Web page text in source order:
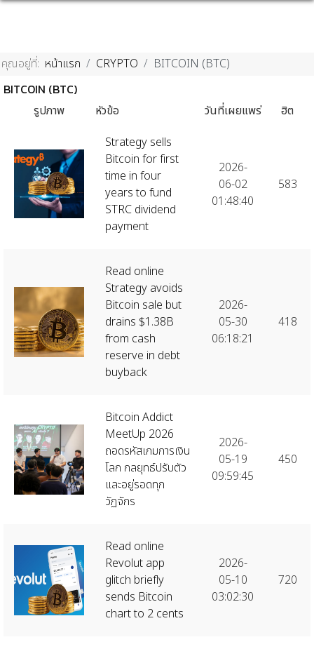
คุณอยู่ที่: หน้าแรก CRYPTO
BITCOIN (BTC)
BITCOIN (BTC)
รูปภาพ
หัวข้อ วันที่เผยแพร่
ฮิต
Strategy sells
Bitcoin for first
time in four
years to fund
STRC dividend
payment
2026-
06-02
01:48:40
583
Read online
Strategy avoids
Bitcoin sale but
drains $1.38B
from cash
reserve in debt
buyback
2026-
05-30
06:18:21
418
Bitcoin Addict
MeetUp 2026
ถอดรหัสเกมการเงิน
โลก กลยุทธ์ปรับตัว
และอยู่รอดทุก
วัฏจักร
2026-
05-19
09:59:45
450
Read online
Revolut app
glitch briefly
sends Bitcoin
chart to 2 cents
2026-
05-10
03:02:30
720